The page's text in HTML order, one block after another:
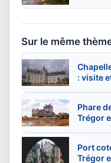
Sur le même
: visite
Phare
Trégor
Port
Trégor